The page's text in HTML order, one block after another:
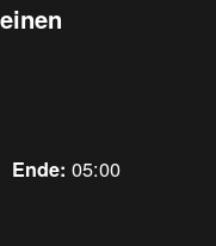
Ende: 05:00